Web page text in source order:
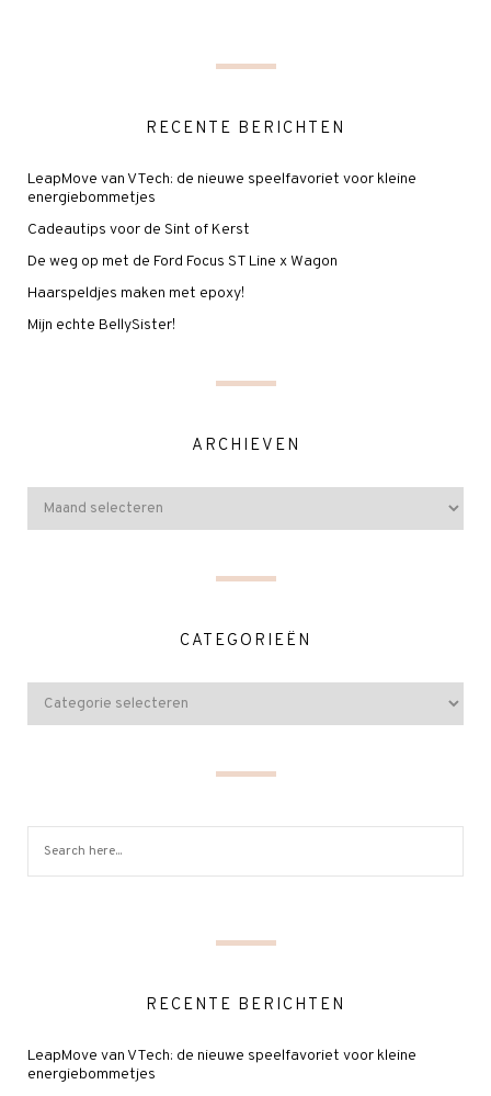
RECENTE BERICHTEN
LeapMove van VTech: de nieuwe speelfavoriet voor kleine
energiebommetjes
Cadeautips voor de Sint of Kerst
De weg op met de Ford Focus ST Line x Wagon
Haarspeldjes maken met epoxy!
Mijn echte BellySister!
ARCHIEVEN
CATEGORIEËN
RECENTE BERICHTEN
LeapMove van VTech: de nieuwe speelfavoriet voor kleine
energiebommetjes